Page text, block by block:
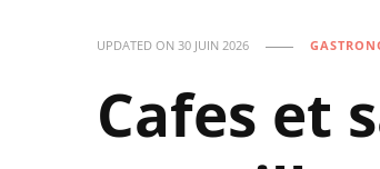
UPDATED ON 30 JUIN 2026
Cafes et